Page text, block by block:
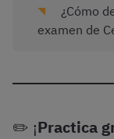
¿Cómo
examen de
✏️ ¡Practica